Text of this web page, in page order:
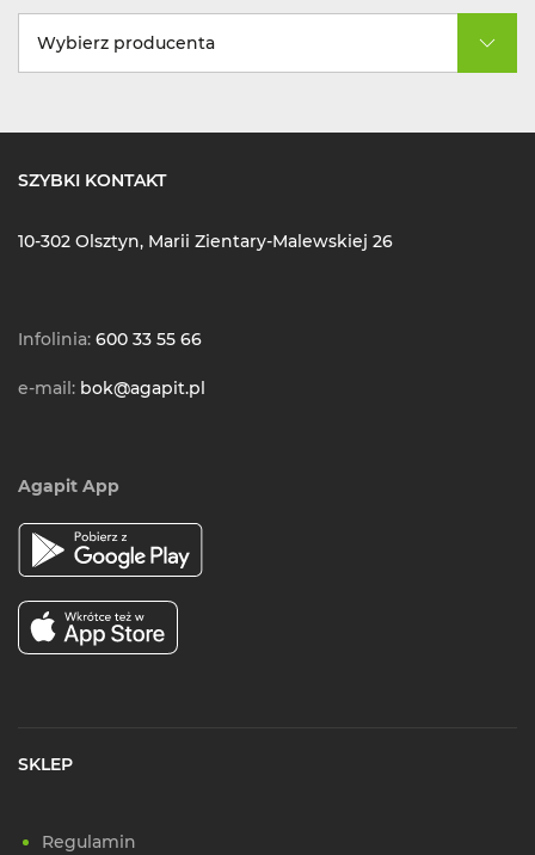
Wybierz producenta
SZYBKI KONTAKT
10-302 Olsztyn, Marii Zientary-Malewskiej 26
Infolinia: 600 33 55 66
e-mail: bok@agapit.pl
Agapit App
SKLEP
Regulamin